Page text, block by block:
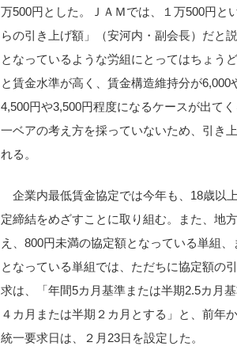
万500円とした。ＪＡＭでは、１万500円と
らの引き上げ額」（安河内・副会長）だと
となっているような労組にとってはちょう
と賃金水準が高く、賃金構造維持分が
4,500円や3,500円程度になるケースが出て
一ベアの考え方を採っていないため、引き
れる。
企業内最低賃金協定では今年も、18歳以
定締結をめざすことに取り組む。また、地
え、800円未満の協定額となっている単組
となっている単組では、ただちに協定額の
求は、「年間5カ月基準または半期2.5カ月
４カ月または半期２カ月とする」と、前年
統一要求日は、２月23日を設定した。